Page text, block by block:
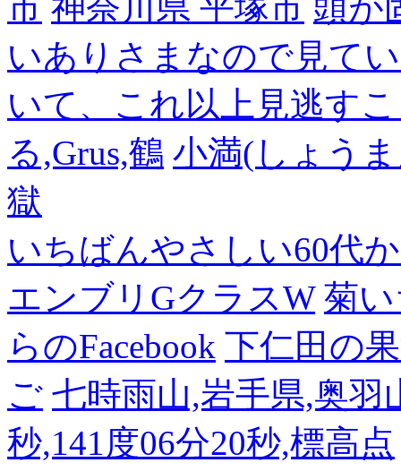
いありさまなので見て
いて、これ以上見逃す
る,Grus,鶴 小満(しょう
獄
いちばんやさしい60代
エンブリGクラスW 菊
らのFacebook 下仁田の
ご 七時雨山,岩手県,奥羽
秒,141度06分20秒,標高点